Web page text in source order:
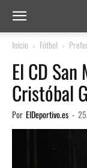
Inicio Fútbol
El CD
Cristóbal
Por ElDeportivo.es -